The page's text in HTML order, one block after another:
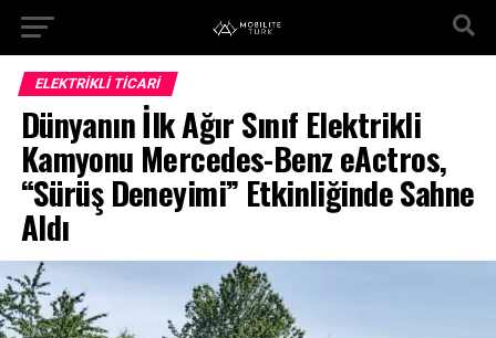
ELEKTRIKLI TICARI
Dünyanın İlk Ağır Sınıf Elektrikli
Kamyonu Mercedes-Benz eActros,
“Sürüş Deneyimi” Etkinliğinde Sahne
Aldı